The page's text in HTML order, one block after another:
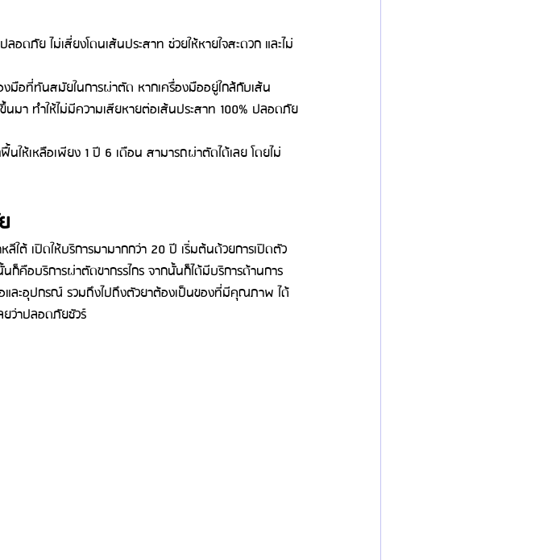
อดภัย ไม่เสี่ยงโดนเส้นประสาท ช่วยให้หายใจสะดวก และไม่
งมือที่ทันสมัยในการผ่าตัด หากเครื่องมืออยู่ใกล้กับเส้น
นมา ทำให้ไม่มีความเสียหายต่อเส้นประสาท 100% ปลอดภัย
ให้เหลือเพียง 1 ปี 6 เดือน สามารถผ่าตัดได้เลย โดยไม่
ลีใต้ เปิดให้บริการมามากกว่า 20 ปี เริ่มต้นด้วยการเปิดตัว
ก็คือบริการผ่าตัดขากรรไกร จากนั้นก็ได้มีบริการด้านการ
ละอุปกรณ์ รวมถึงไปถึงตัวยาต้องเป็นของที่มีคุณภาพ ได้
ยว่าปลอดภัยชัวร์